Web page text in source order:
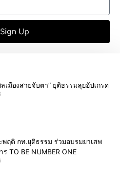
Sign Up
เมืองสายจับตา” ยุติธรรมลุยอัปเกรด
พฤติ กท.ยุติธรรม ร่วมอบรมยาเสพ
ร TO BE NUMBER ONE